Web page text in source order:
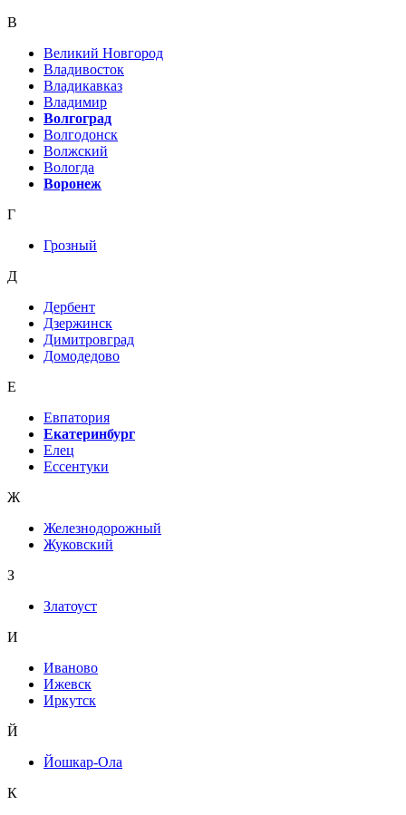
В
Великий Новгород
Владивосток
Владикавказ
Владимир
Волгоград
Волгодонск
Волжский
Вологда
Воронеж
Г
Грозный
Д
Дербент
Дзержинск
Димитровград
Домодедово
Е
Евпатория
Екатеринбург
Елец
Ессентуки
Ж
Железнодорожный
Жуковский
З
Златоуст
И
Иваново
Ижевск
Иркутск
Й
Йошкар-Ола
К